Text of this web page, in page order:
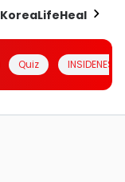
KoreaLifeHealth
Quiz INSIDENESIA